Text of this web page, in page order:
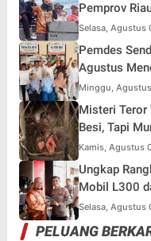
Pemprov
Selasa, Agustus
Pemdes
Agustus
Pengawasan
Minggu,
Misteri Teror
Besi, Tapi
Masih
Kamis, Agustus
Ungkap
Mobil L300
Dikembalikan
Selasa, Agustus
PELUANG